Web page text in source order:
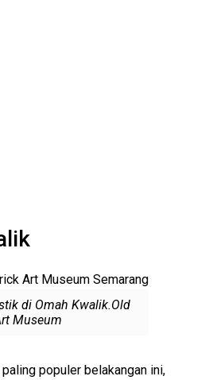
di Omah Kwalik.Old
Museum
populer belakangan ini,